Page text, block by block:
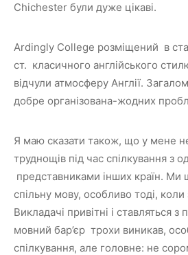
Chichester були дуже цікаві.
Ardingly College розміщений в
ст. класичного англійського
відчули атмосферу Англії.
добре організована-жодних
Я маю сказати також, що у мене
труднощів під час спілкування з
представниками інших країн. Ми
спільну мову, особливо тоді,
Викладачі привітні і ставляться
мовний бар’єр трохи виникав,
спілкування, але головне: не